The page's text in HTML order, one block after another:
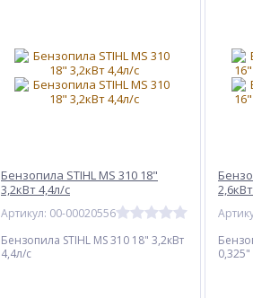
Бензопила STIHL MS 310 18"
3,2кВт 4,4л/с
Артикул: 00-00020556
Бензопила STIHL MS 310 18" 3,2кВт
4,4л/с